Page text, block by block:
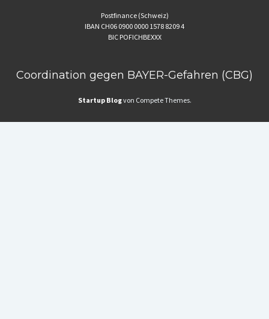
Postfinance (Schweiz)
IBAN CH06 0900 0000 1578 8209 4
BIC POFICHBEXXX
Coordination gegen BAYER-Gefahren (CBG)
Startup Blogvon Compete Themes.